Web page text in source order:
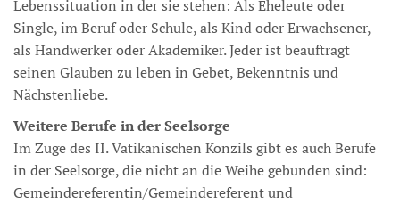
Lebenssituation in der sie stehen: Als Eheleute oder
Single, im Beruf oder Schule, als Kind oder Erwachsener,
als Handwerker oder Akademiker. Jeder ist beauftragt
seinen Glauben zu leben in Gebet, Bekenntnis und
Nächstenliebe.
Weitere Berufe in der Seelsorge
Im Zuge des II. Vatikanischen Konzils gibt es auch Berufe
in der Seelsorge, die nicht an die Weihe gebunden sind:
Gemeindereferentin/Gemeindereferent und